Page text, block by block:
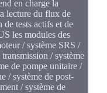
en charge la
lecture du flux de
de tests actifs et de
les modules des
/ système SRS /
/ système
de pompe unitaire /
/ système de post-
/ système de